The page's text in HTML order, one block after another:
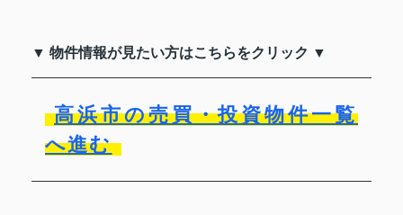
▼ 物件情報が見たい方はこちらをクリック ▼
高浜市の売買・投資物件一覧
へ進む